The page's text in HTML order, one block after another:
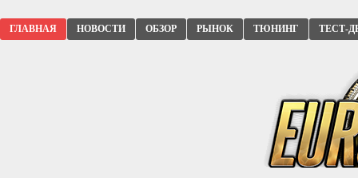
ГЛАВНАЯ НОВОСТИ ОБЗОР РЫНОК ТЮНИНГ ТЕСТ-